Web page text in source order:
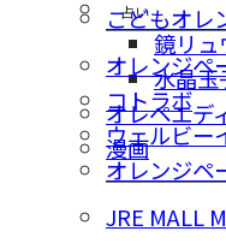
占い
鏡リュ
水晶玉
オレペエデ
漫画
こどもオレ
オレンジペ
コトラボ
ウェルビー
オレンジペ
JRE MALL